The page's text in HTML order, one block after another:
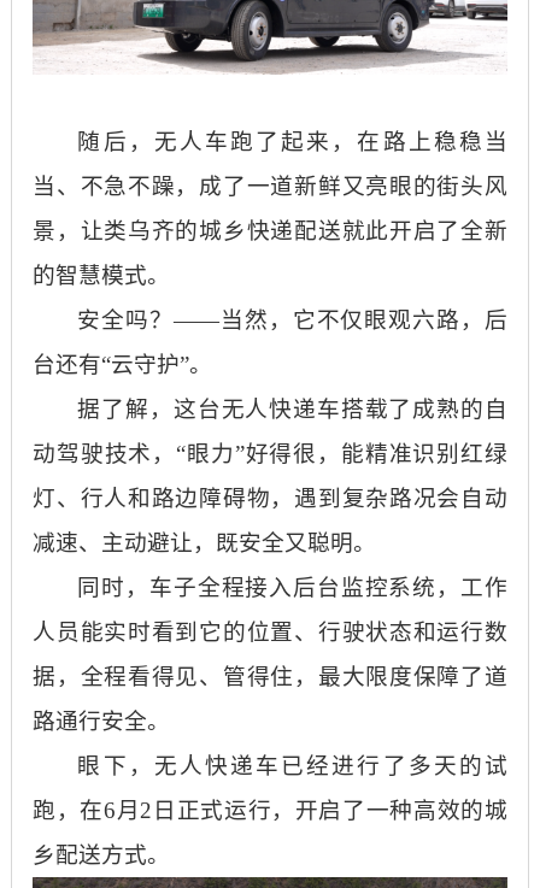
随后，无人车跑了起来，在路上稳稳当
当、不急不躁，成了一道新鲜又亮眼的街头风
景，让类乌齐的城乡快递配送就此开启了全新
的智慧模式。
安全吗？——当然，它不仅眼观六路，后
台还有“云守护”。
据了解，这台无人快递车搭载了成熟的自
动驾驶技术， “眼力”好得很，能精准识别红绿
灯、行人和路边障碍物，遇到复杂路况会自动
减速、主动避让，既安全又聪明。
同时，车子全程接入后台监控系统，工作
人员能实时看到它的位置、行驶状态和运行数
据，全程看得见、管得住，最大限度保障了道
路通行安全。
眼下，无人快递车已经进行了多天的试
跑，在6月2日正式运行，开启了一种高效的城
乡配送方式。